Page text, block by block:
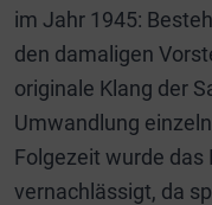
im Jahr 1945:
den damaligen
originale Klang der
Umwandlung
Folgezeit wurde
vernachlässigt, da